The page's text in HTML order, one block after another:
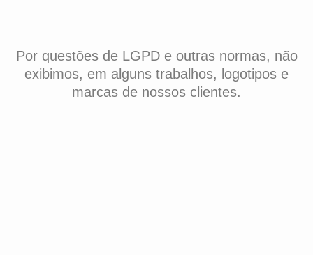
Por questões de LGPD e outras normas, não
exibimos, em alguns trabalhos, logotipos e
marcas de nossos clientes.